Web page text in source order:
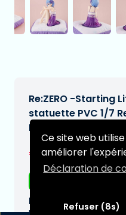
Ce site web
améliorer
Déclaration de
Refuser (8s)
Re:ZERO -Starting
statuette PVC 1/7
Lingerie Ver. 12 cm
€199,00[Sous
Date de livraison